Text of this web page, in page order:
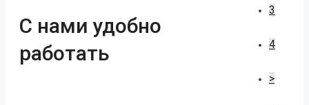
3
4
>
С нами удобно
работать